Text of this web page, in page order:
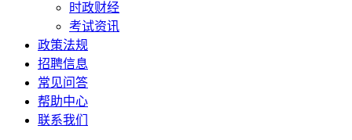
时政财经
考试资讯
政策法规
招聘信息
常见问答
帮助中心
联系我们